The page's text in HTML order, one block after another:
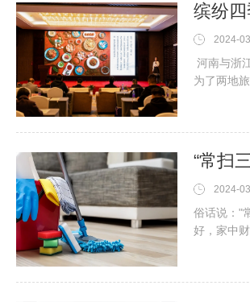
缤纷
2024-
河南与浙
为了两地
“常扫
2024-
俗话说："
好，家中
己都无法